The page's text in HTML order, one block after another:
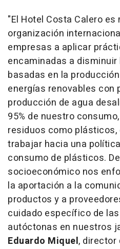
"El Hotel Costa Calero
organización
empresas a aplicar
encaminadas a
basadas en la
energías renovables con
producción de agua
95% de nuestro
residuos como plásticos,
trabajar hacia una
consumo de plásticos.
socioeconómico nos
la aportación a la
productos y a
cuidado específico de
autóctonas en nuestros
Eduardo Miquel, director